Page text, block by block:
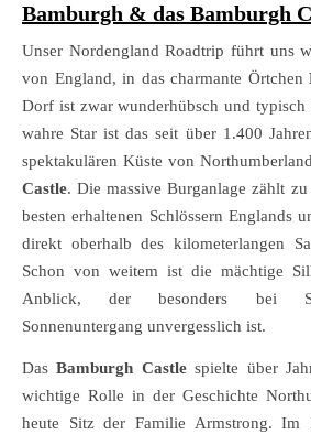
Bamburgh & das Bamburgh
Unser Nordengland Roadtrip führt uns
von England, in das charmante Örtchen
Dorf ist zwar wunderhübsch und typisch
wahre Star ist das seit über 1.400
spektakulären Küste von
Castle. Die massive Burganlage zählt
besten erhaltenen Schlössern Englands
direkt oberhalb des kilometerlangen
Schon von weitem ist die mächtige
Anblick, der besonders bei
Sonnenuntergang unvergesslich ist.
DasBamburgh Castlespielte über
wichtige Rolle in der Geschichte
heute Sitz der Familie Armstrong. Im